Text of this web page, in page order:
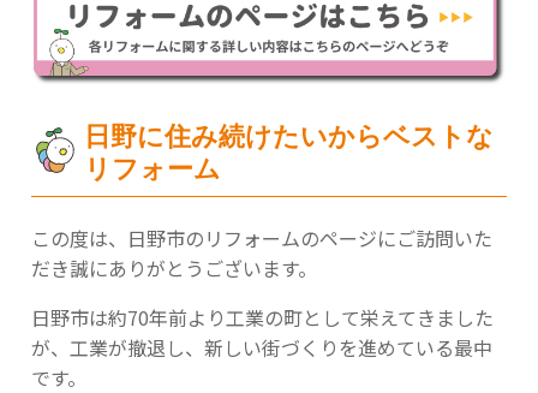
日野に住み続けたいからベストな
リフォーム
この度は、日野市のリフォームのページにご訪問いた
だき誠にありがとうございます。
日野市は約70年前より工業の町として栄えてきました
が、工業が撤退し、新しい街づくりを進めている最中
です。